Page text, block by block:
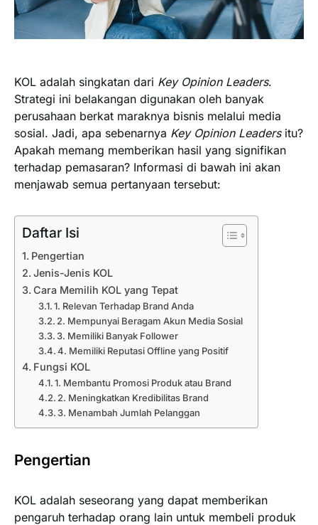
KOL adalah singkatan dari Key Opinion Leaders.
Strategi ini belakangan digunakan oleh banyak
perusahaan berkat maraknya bisnis melalui media
sosial. Jadi, apa sebenarnya Key Opinion Leadersitu?
Apakah memang memberikan hasil yang signifikan
terhadap pemasaran? Informasi di bawah ini akan
menjawab semua pertanyaan tersebut:
Daftar Isi
Pengertian
Jenis-Jenis KOL
Cara Memilih KOL yang Tepat
1. Relevan Terhadap Brand Anda
2. Mempunyai Beragam Akun Media Sosial
3. Memiliki Banyak Follower
4. Memiliki Reputasi Offline yang Positif
Fungsi KOL
1. Membantu Promosi Produk atau Brand
2. Meningkatkan Kredibilitas Brand
3. Menambah Jumlah Pelanggan
Pengertian
KOL adalah seseorang yang dapat memberikan
pengaruh terhadap orang lain untuk membeli produk